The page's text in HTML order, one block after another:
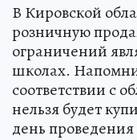
В Кировской
розничную
ограничений
школах.
соответствии с
нельзя будет
день проведения